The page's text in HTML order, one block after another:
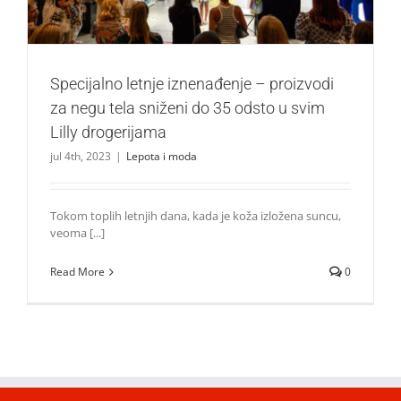
Specijalno letnje iznenađenje – proizvodi
za negu tela sniženi do 35 odsto u svim
Lilly drogerijama
jul 4th, 2023 | Lepota i moda
Tokom toplih letnjih dana, kada je koža izložena suncu,
veoma [...]
Read More 0